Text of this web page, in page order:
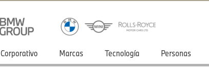
Corporativo Marcas Tecnología Personas